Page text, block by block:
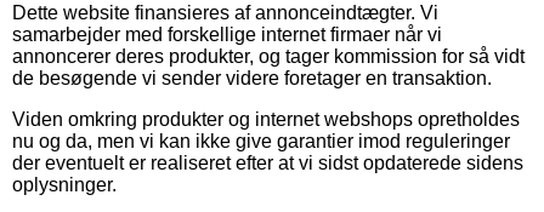
Dette website finansieres af annonceindtægter. Vi
samarbejder med forskellige internet firmaer når vi
annoncerer deres produkter, og tager kommission for så vidt
de besøgende vi sender videre foretager en transaktion.
Viden omkring produkter og internet webshops opretholdes
nu og da, men vi kan ikke give garantier imod reguleringer
der eventuelt er realiseret efter at vi sidst opdaterede sidens
oplysninger.